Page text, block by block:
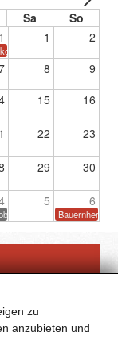
zu
anzubieten und
1 2
8 9
15 16
22 23
29 30
5 6